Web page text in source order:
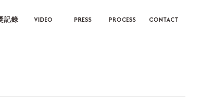
記錄 VIDEO PRESS PROCESS CONTACT